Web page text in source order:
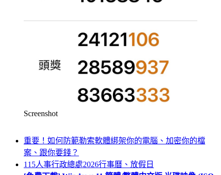
Screenshot
重要！如何防範勒索軟體綁架你的電腦、加密你的檔
案、跟你要錢？
115人事行政總處2026行事曆、放假日